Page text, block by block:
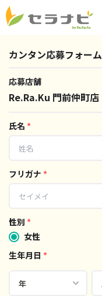
カンタン応募フォーム
応募店舗
Re.Ra.Ku 門前仲町店
氏名 *
フリガナ *
性別 *
女性
生年月日 *